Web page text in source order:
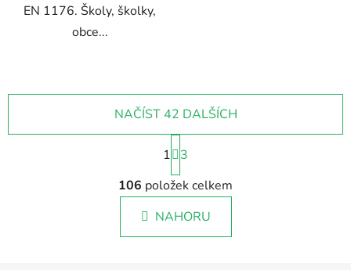
EN 1176. Školy, školky,
obce...
O
v
l
á
d
NAČÍST 42 DALŠÍCH
S
t
r
á
n
k
1
3
106 položek celkem
NAHORU